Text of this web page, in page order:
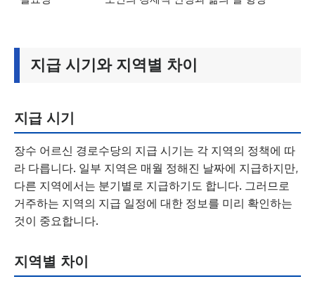
지급 시기와 지역별 차이
지급 시기
장수 어르신 경로수당의 지급 시기는 각 지역의 정책에 따
라 다릅니다. 일부 지역은 매월 정해진 날짜에 지급하지만,
다른 지역에서는 분기별로 지급하기도 합니다. 그러므로
거주하는 지역의 지급 일정에 대한 정보를 미리 확인하는
것이 중요합니다.
지역별 차이